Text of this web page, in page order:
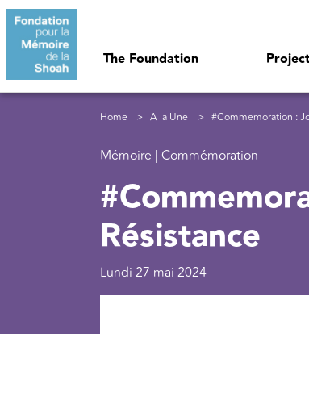
Skip to main content
The Foundation
Breadcrumb
Home A la Une #Commemoration :
Mémoire | Commémoration
Résistance
Lundi 27 mai 2024